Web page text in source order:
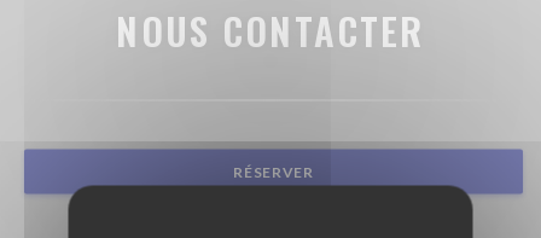
NOUS CONTACTER
RÉSERVER